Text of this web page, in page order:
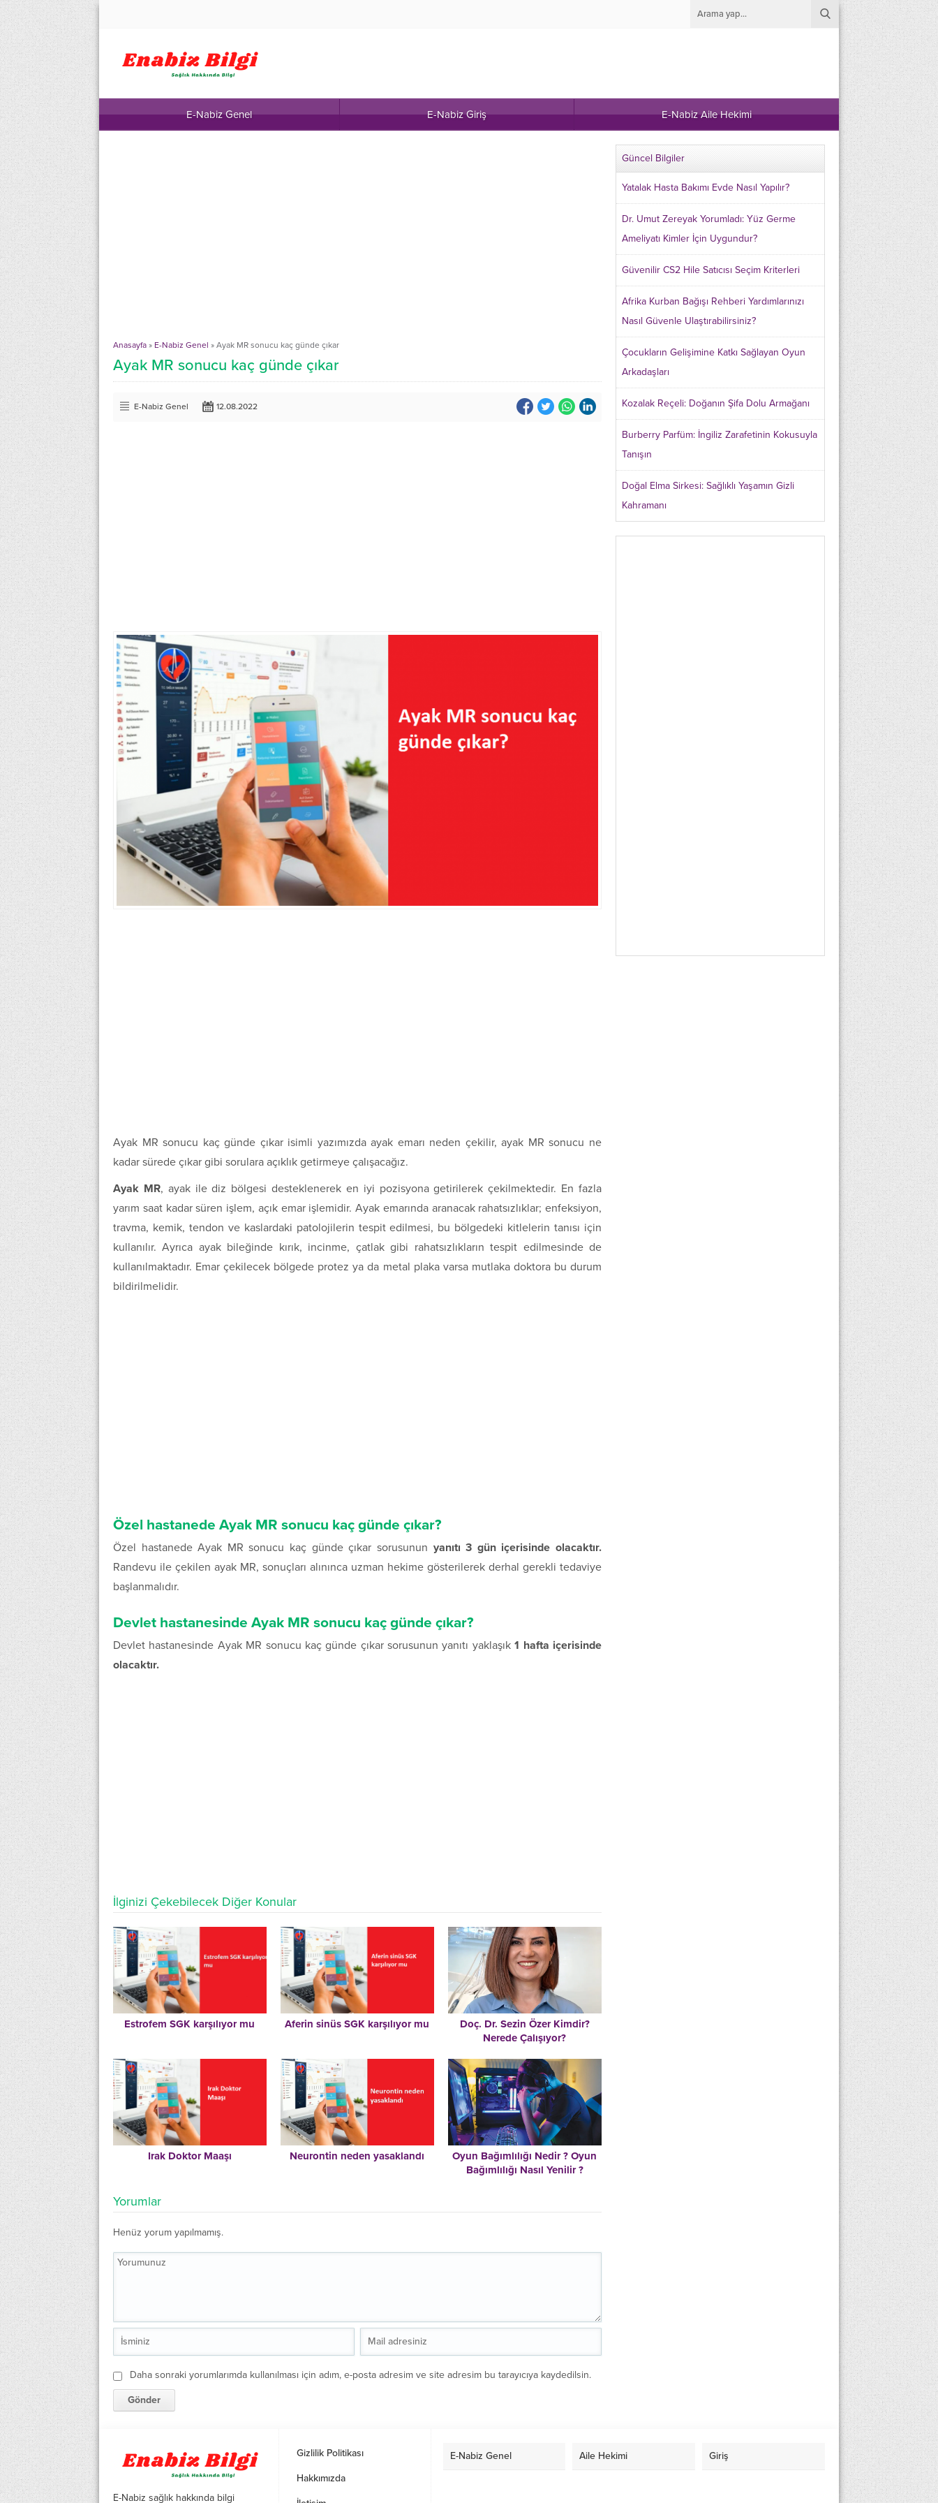
E-Nabiz Genel E-Nabiz Giriş E-Nabiz Aile Hekimi
Anasayfa » E-Nabiz Genel » Ayak MR sonucu kaç günde çıkar
Ayak MR sonucu kaç günde çıkar
E-Nabiz Genel 12.08.2022
Ayak MR sonucu kaç günde çıkar isimli yazımızda ayak emarı neden çekilir, ayak MR sonucu ne
kadar sürede çıkar gibi sorulara açıklık getirmeye çalışacağız.
Ayak MR, ayak ile diz bölgesi desteklenerek en iyi pozisyona getirilerek çekilmektedir. En fazla
yarım saat kadar süren işlem, açık emar işlemidir. Ayak emarında aranacak rahatsızlıklar; enfeksiyon,
travma, kemik, tendon ve kaslardaki patolojilerin tespit edilmesi, bu bölgedeki kitlelerin tanısı için
kullanılır. Ayrıca ayak bileğinde kırık, incinme, çatlak gibi rahatsızlıkların tespit edilmesinde de
kullanılmaktadır. Emar çekilecek bölgede protez ya da metal plaka varsa mutlaka doktora bu durum
bildirilmelidir.
Özel hastanede Ayak MR sonucu kaç günde çıkar?
Özel hastanede Ayak MR sonucu kaç günde çıkar sorusunun yanıtı 3 gün içerisinde olacaktır.
Randevu ile çekilen ayak MR, sonuçları alınınca uzman hekime gösterilerek derhal gerekli tedaviye
başlanmalıdır.
Devlet hastanesinde Ayak MR sonucu kaç günde çıkar?
Devlet hastanesinde Ayak MR sonucu kaç günde çıkar sorusunun yanıtı yaklaşık1 hafta içerisinde
olacaktır.
İlginizi Çekebilecek Diğer Konular
Estrofem SGK karşılıyor mu Aferin sinüs SGK karşılıyor mu
Doç. Dr. Sezin Özer Kimdir?
Nerede Çalışıyor?
Irak Doktor Maaşı Neurontin neden yasaklandı
Oyun Bağımlılığı Nedir ? Oyun
Bağımlılığı Nasıl Yenilir ?
Yorumlar
Henüz yorum yapılmamış.
Daha sonraki yorumlarımda kullanılması için adım, e-posta adresim ve site adresim bu tarayıcıya kaydedilsin.
Güncel Bilgiler
Yatalak Hasta Bakımı Evde Nasıl Yapılır?
Dr. Umut Zereyak Yorumladı: Yüz Germe
Ameliyatı Kimler İçin Uygundur?
Güvenilir CS2 Hile Satıcısı Seçim Kriterleri
Afrika Kurban Bağışı Rehberi Yardımlarınızı
Nasıl Güvenle Ulaştırabilirsiniz?
Çocukların Gelişimine Katkı Sağlayan Oyun
Arkadaşları
Kozalak Reçeli: Doğanın Şifa Dolu Armağanı
Burberry Parfüm: İngiliz Zarafetinin Kokusuyla
Tanışın
Doğal Elma Sirkesi: Sağlıklı Yaşamın Gizli
Kahramanı
E-Nabiz sağlık hakkında bilgi
Gizlilik Politikası
Hakkımızda
E-Nabiz Genel Aile Hekimi Giriş